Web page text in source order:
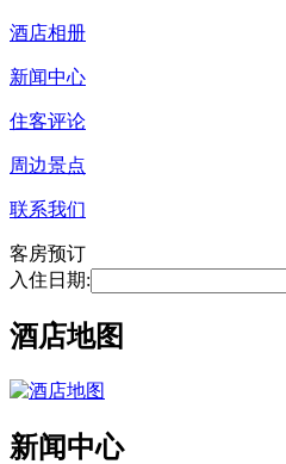
酒店相册
新闻中心
住客评论
周边景点
联系我们
客房预订
入住日期:
酒店地图
新闻中心